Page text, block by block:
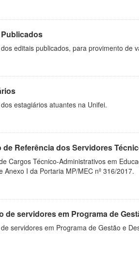
editais publicados, para provimento de
estagiários atuantes na Unifei.
de Referência dos Servidores
Cargos Técnico-Administrativos em
Anexo I da Portaria MP/MEC nº 316/2017.
de servidores em Programa de
servidores em Programa de Gestão e